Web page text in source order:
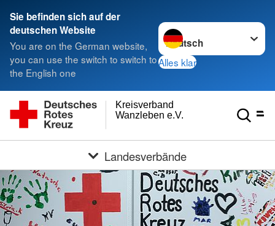
Sie befinden sich auf der
deutschen Website
You are on the German website,
you can use the switch to switch to
the English one
Sprache wechseln zu
Alles klar
Wanzleben e.V.
Kreisverband
Landesverbände